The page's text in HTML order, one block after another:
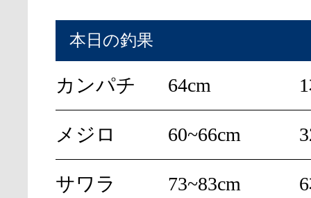
本日の釣果
カンパチ 64cm
メジロ 60~66cm
サワラ 73~83cm